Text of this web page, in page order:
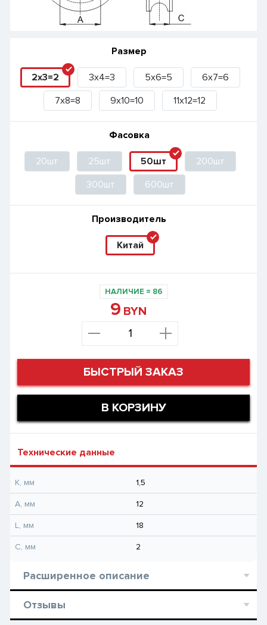
НАЛИЧИЕ = 86
9 BYN
БЫСТРЫЙ ЗАКАЗ
В КОРЗИНУ
Размер
2x3=2 3x4=3 5x6=5
6x7=6
7x8=8
9x10=10 11x12=12
Фасовка
20шт 25шт 50шт
200шт
300шт
600шт
Производитель
Китай
Технические данные
K, мм 1,5
A, мм 12
L, мм 18
C, мм 2
Расширенное описание
Отзывы